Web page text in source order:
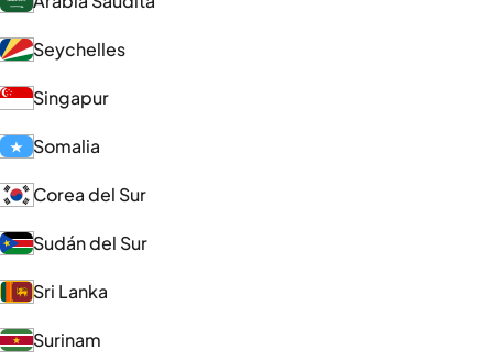
Seychelles
Singapur
Somalia
Corea del Sur
Sudán del Sur
Sri Lanka
Surinam